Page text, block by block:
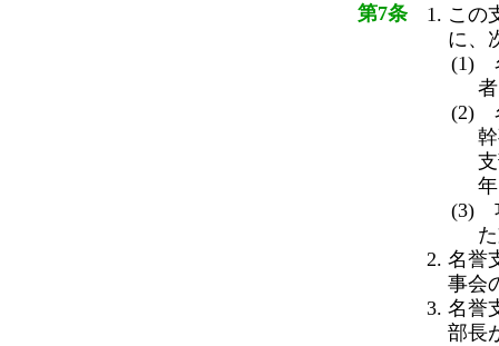
第7条
この
に、
(1)
者
(2)
(3)
名誉
事会
名誉
部長